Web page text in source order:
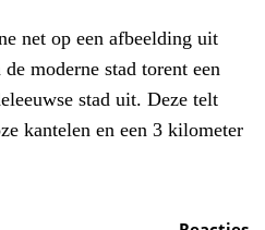
net op een afbeelding uit
moderne stad torent een
stad uit. Deze telt
kantelen en een 3 kilometer